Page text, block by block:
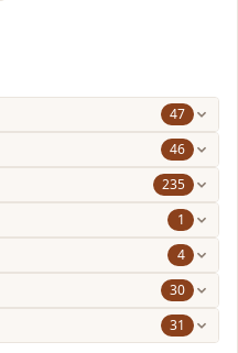
47
46
235
1
4
30
31